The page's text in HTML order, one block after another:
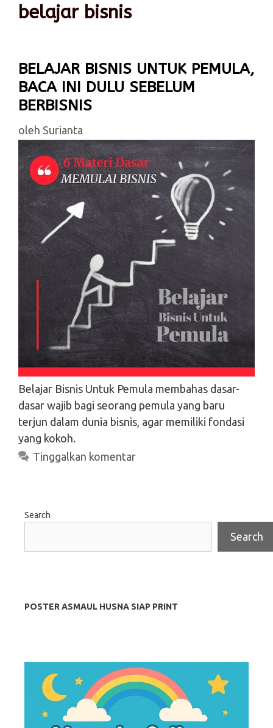
belajar bisnis
BELAJAR BISNIS UNTUK PEMULA,
BACA INI DULU SEBELUM
BERBISNIS
oleh Surianta
Belajar Bisnis Untuk Pemula membahas dasar-
dasar wajib bagi seorang pemula yang baru
terjun dalam dunia bisnis, agar memiliki fondasi
yang kokoh.
Tinggalkan komentar
Search
Search
POSTER ASMAUL HUSNA SIAP PRINT